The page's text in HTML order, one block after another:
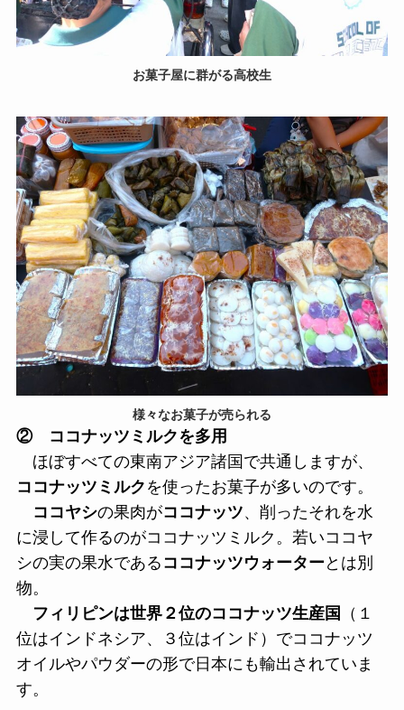
お菓子屋に群がる高校生
様々なお菓子が売られる
② ココナッツミルクを多用
ほぼすべての東南アジア諸国で共通しますが、
ココナッツミルク を使ったお菓子が多いのです。
ココヤシの果肉がココナッツ、削ったそれを水
に浸して作るのがココナッツミルク。若いココヤ
シの実の果水である ココナッツウォーターとは別
物。
フィリピンは世界２位のココナッツ生産国
（１
位はインドネシア、３位はインド）でココナッツ
オイルやパウダーの形で日本にも輸出されていま
す。